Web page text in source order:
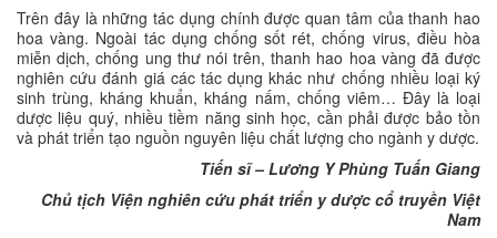
Trên đây là những tác dụng chính được quan tâm của thanh hao
hoa vàng. Ngoài tác dụng chống sốt rét, chống virus, điều hòa
miễn dịch, chống ung thư nói trên, thanh hao hoa vàng đã được
nghiên cứu đánh giá các tác dụng khác như chống nhiều loại ký
sinh trùng, kháng khuẩn, kháng nấm, chống viêm… Đây là loại
dược liệu quý, nhiều tiềm năng sinh học, cần phải được bảo tồn
và phát triển tạo nguồn nguyên liệu chất lượng cho ngành y dược.
Tiến sĩ – Lương Y Phùng Tuấn Giang
Chủ tịch Viện nghiên cứu phát triển y dược cổ truyền Việt
Nam